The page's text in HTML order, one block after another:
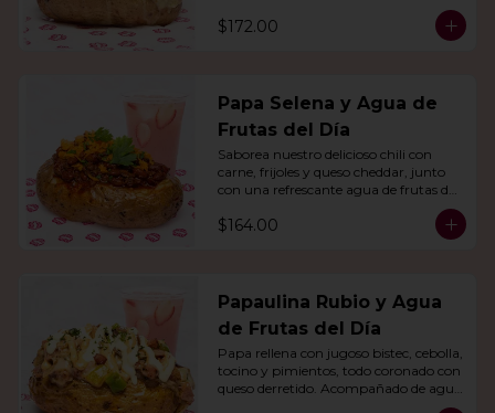
día.
$172.00
Papa Selena y Agua de
Frutas del Día
Saborea nuestro delicioso chili con
carne, frijoles y queso cheddar, junto
con una refrescante agua de frutas del
$164.00
Papaulina Rubio y Agua
de Frutas del Día
Papa rellena con jugoso bistec, cebolla,
tocino y pimientos, todo coronado con
queso derretido. Acompañado de agua